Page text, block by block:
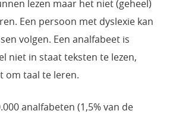
lezen maar het niet (geheel)
Een persoon met dyslexie kan
volgen. Een analfabeet is
niet in staat teksten te lezen,
om taal te leren.
analfabeten (1,5% van de